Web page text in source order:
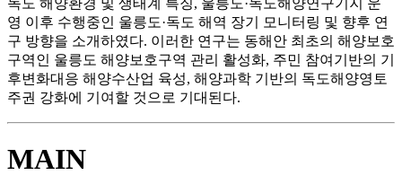
독도 해양환경 및 생태계 특징, 울릉도·독도해양연구기지 운
영 이후 수행중인 울릉도·독도 해역 장기 모니터링 및 향후 연
구 방향을 소개하였다. 이러한 연구는 동해안 최초의 해양보호
구역인 울릉도 해양보호구역 관리 활성화, 주민 참여기반의 기
후변화대응 해양수산업 육성, 해양과학 기반의 독도해양영토
주권 강화에 기여할 것으로 기대된다.
MAIN